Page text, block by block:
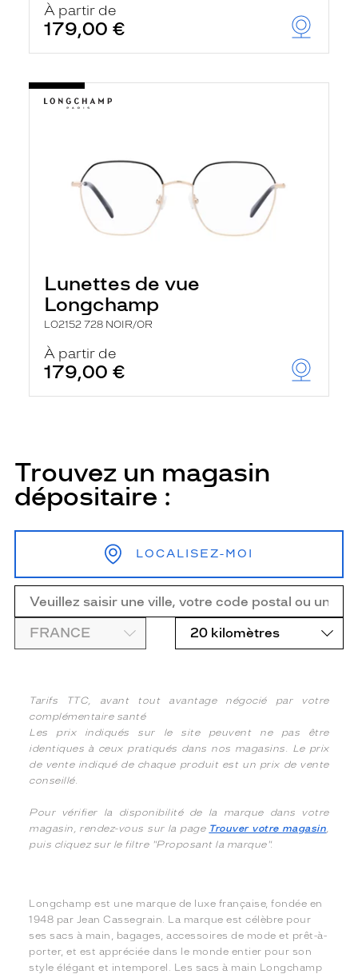
À partir de
179,00 €
Lunettes de vue
Longchamp
LO2152 728 NOIR/OR
À partir de
179,00 €
Trouvez un magasin
dépositaire :
LOCALISEZ-MOI
Tarifs TTC, avant tout avantage négocié par votre
complémentaire santé
Les prix indiqués sur le site peuvent ne pas être
identiques à ceux pratiqués dans nos magasins. Le prix
de vente indiqué de chaque produit est un prix de vente
conseillé.
Pour vérifier la disponibilité de la marque dans votre
magasin, rendez-vous sur la page Trouver votre magasin,
puis cliquez sur le filtre "Proposant la marque".
Longchamp est une marque de luxe française, fondée en
1948 par Jean Cassegrain. La marque est célèbre pour
ses sacs à main, bagages, accessoires de mode et prêt-à-
porter, et est appréciée dans le monde entier pour son
style élégant et intemporel. Les sacs à main Longchamp